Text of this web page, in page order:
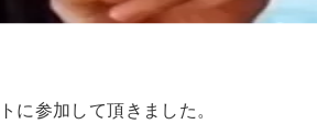
参加して頂きました。